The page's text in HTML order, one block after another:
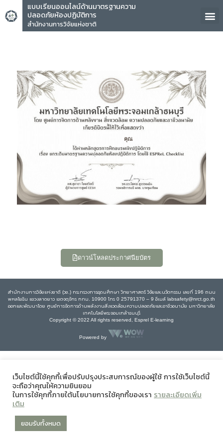
แบบเรียนออนไลน์ด้านมาตรฐานความ
ปลอดภัยห้องปฏิบัติการ
สำนักงานการวิจัยแห่งชาติ
คุณ
ดาวน์โหลดประกาศนียบัตร
สำนักงานการวิจัยแห่งชาติ (วช.) กระทรวงการอุดมศึกษา วิทยาศาสตร์ วิจัยและนวัตกรรม เลขที่ 196 ถนน
พหลโยธิน แขวงลาดยาว เขตจตุจักร กทม. 10900 โทร 0 25791370 – 9 อีเมล์ labsafety@nrct.go.th
ออกและพัฒนาโดย ศูนย์การจัดการด้านพลังงานสิ่งแวดล้อมความปลอดภัยและอาชีวอนามัย มหาวิทยาลัย
เทคโนโลยีพระจอมเกล้าธนบุรี
Copyright © 2022 All rights reserved, Esprel E-learning
Powered by
เว็บไซต์นี้ใช้คุกกี้เพื่อปรับปรุงประสบการณ์ของผู้ใช้ การใช้เว็บไซต์นี้
จะถือว่าคุณให้ความยินยอม
ในการใช้คุกกี้ภายใต้นโยบายการใช้คุกกี้ของเรา รายละเอียดเพิ่ม
เติม
ยอมรับทั้งหมด